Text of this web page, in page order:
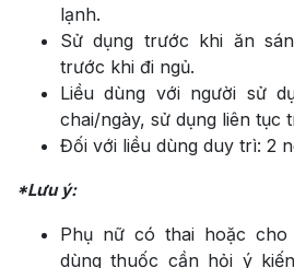
lạnh.
Sử dụng trước khi ăn
trước khi đi ngủ.
Liều dùng với người sử
chai/ngày, sử dụng liên tục
Đối với liều dùng duy trì: 2
*Lưu ý:
Phụ nữ có thai hoặc
dùng thuốc cần hỏi ý